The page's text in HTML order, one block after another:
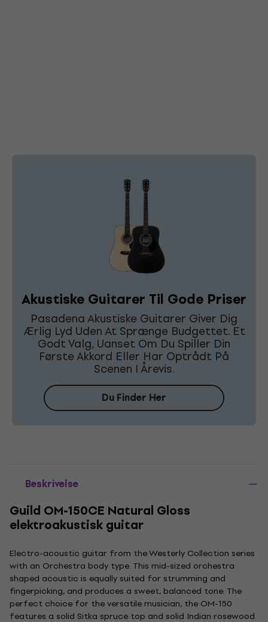
Akustiske Guitarer Til Gode Priser
Pasadena Akustiske Guitarer Giver Dig
Ærlig Lyd Uden At Sprænge Budgettet. Et
Godt Valg, Uanset Om Du Spiller Din
Første Akkord Eller Har Optrådt På
Scenen I Årevis.
Du Finder Her
Beskrivelse
Guild OM-150CE Natural Gloss
elektroakustisk guitar
Electro-acoustic guitar from the Westerly Collection series
with an Orchestra body type. This mid-sized orchestra
shaped acoustic is equally suited for strumming and
fingerpicking, and produces a sweet, balanced tone. The
perfect choice for the versatile musician, the OM-150
features a solid Sitka spruce top and solid Indian rosewood